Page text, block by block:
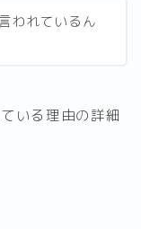
われているん
いる理由の詳細